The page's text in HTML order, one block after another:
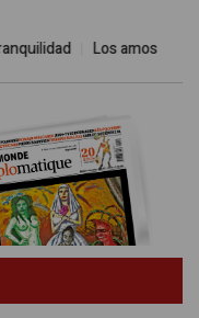
Los amos del mundo